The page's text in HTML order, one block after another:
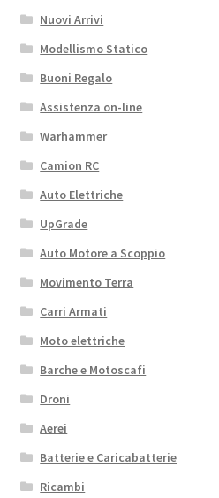
Nuovi Arrivi
Modellismo Statico
Buoni Regalo
Assistenza on-line
Warhammer
Camion RC
Auto Elettriche
UpGrade
Auto Motore a Scoppio
Movimento Terra
Carri Armati
Moto elettriche
Barche e Motoscafi
Droni
Aerei
Batterie e Caricabatterie
Ricambi